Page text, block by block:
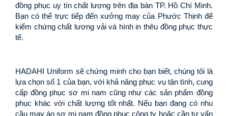
đồng phục uy tín chất lượng trên địa bàn TP. Hồ Chí Minh.
Bạn có thể trực tiếp đến xưởng may của Phước Thịnh để
kiểm chứng chất lượng vải và hình in thêu đồng phục thực
tế.
HADAHI Uniform sẽ chứng minh cho bạn biết, chúng tôi là
lựa chọn số 1 của bạn, với khả năng phục vụ tận tình, cung
cấp đồng phục sơ mi nam cũng như các sản phẩm đồng
phục khác với chất lượng tốt nhất. Nếu bạn đang có nhu
cầu may áo sơ mi nam đồng phục công ty hoặc cần tư vấn